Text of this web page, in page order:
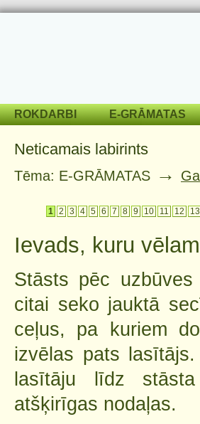
ROKDARBI E-GRĀMATAS
Neticamais labirints
Tēma: E-GRĀMATAS →
1 2 3 4 5 6 7 8 9 10 11 12 13
Ievads, kuru
Stāsts pēc
citai seko jauktā
ceļus, pa kuriem
izvēlas pats
lasītāju līdz
atšķirīgas nodaļas.